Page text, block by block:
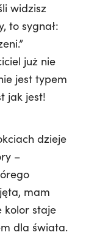
widzisz
to sygnał:
już nie
jest typem
jak jest!
dzieje
–
mam
kolor staje
dla świata.